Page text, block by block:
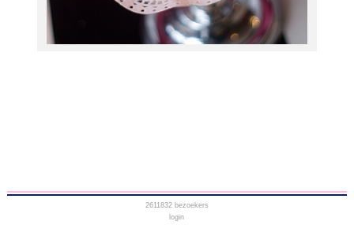
2611832bezoekers
login